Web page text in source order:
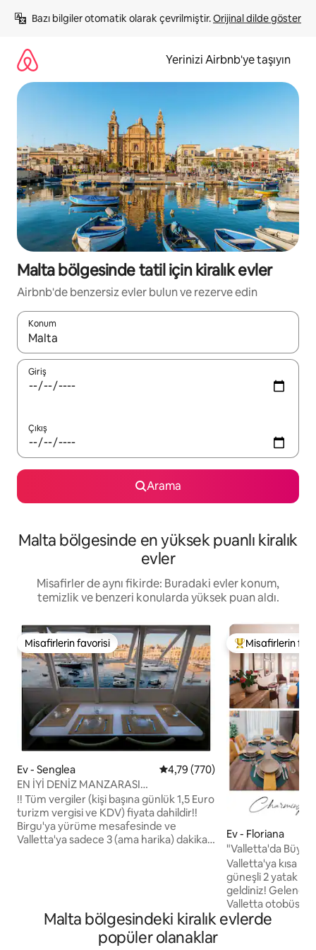
atla
Bazı bilgiler otomatik olarak çevrilmiştir. Orijinal dilde göster
Yerinizi Airbnb'ye taşıyın
Malta bölgesinde tatil için kiralık evler
Airbnb'de benzersiz evler bulun ve rezerve edin
Konum
Sonuçlar kullanılabilir olduğunda yukarı ve aşağı oklarıyla
Giriş
Çıkış
Arama
Malta bölgesinde en yüksek puanlı kiralık
evler
Misafirler de aynı fikirde: Buradaki evler konum,
temizlik ve benzeri konularda yüksek puan aldı.
Misafirlerin favorisi
Misafirlerin favorisi
Ev - Senglea 5 üzerinden ortalama 4,79
4,79 (770)
EN İYİ DENİZ MANZARASI
3'ferrytoValletta
!! Tüm vergiler (kişi başına günlük 1,5 Euro
turizm vergisi ve KDV) fiyata dahildir!!
Birgu'ya yürüme mesafesinde ve
Valletta'ya sadece 3 (ama harika) dakika
Malta'nın göbeğinde, üç şehrin en
eskisinin (1552'de Şövalyeler tarafından
kurulmuştur) muhteşem sahilinde yer
Misafirlerin
Misafirlerin
Ev - Floriana
"Valletta'da
Temizlik Ücreti
Valletta'ya kısa
güneşli 2 yatak
geldiniz! Geleneksel Malta balkonu ve
Valletta otobüs
Gozo hızlı feribot
Malta bölgesindeki kiralık evlerde
popüler olanaklar